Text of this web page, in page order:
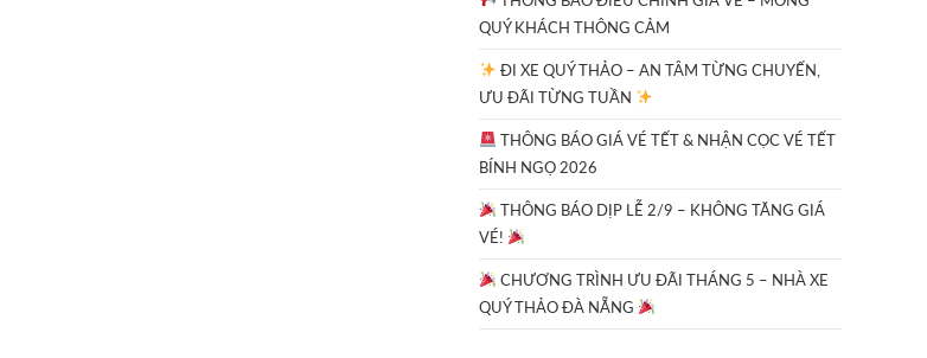
QUÝ KHÁCH THÔNG CẢM
ĐI XE QUÝ THẢO – AN TÂM TỪNG CHUYẾN,
ƯU ĐÃI TỪNG TUẦN
THÔNG BÁO GIÁ VÉ TẾT & NHẬN CỌC VÉ TẾT
BÍNH NGỌ 2026
THÔNG BÁO DỊP LỄ 2/9 – KHÔNG TĂNG GIÁ
VÉ!
CHƯƠNG TRÌNH ƯU ĐÃI THÁNG 5 – NHÀ XE
QUÝ THẢO ĐÀ NẴNG